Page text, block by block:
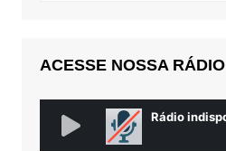
ACESSE NOSSA RÁDIO